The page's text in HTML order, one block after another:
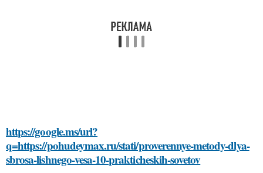
https://google.ms/url?
q=https://pohudeymax.ru/stati/proverennye-metody-dlya-
sbrosa-lishnego-vesa-10-prakticheskih-sovetov